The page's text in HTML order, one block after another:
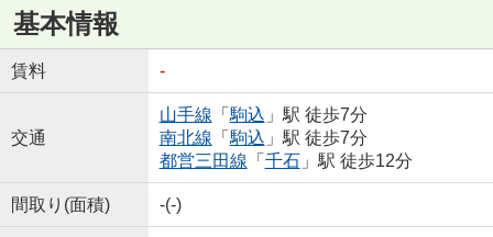
基本情報
賃料 -
交通
山手線 「 駒込 」駅 徒歩7分
南北線 「 駒込 」駅 徒歩7分
都営三田線 「 千石」駅 徒歩12分
間取り(面積) -(-)